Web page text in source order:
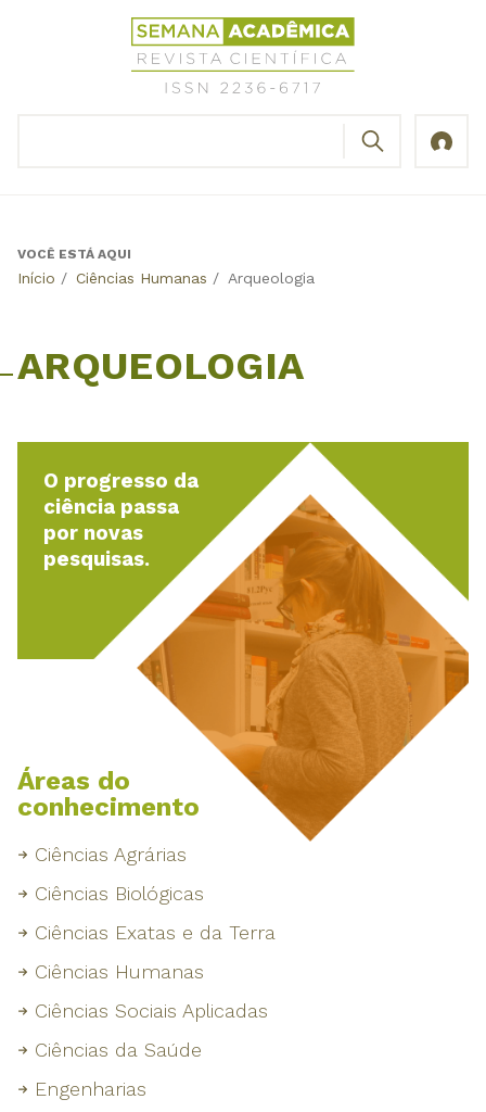
Revista
Científica
Semana
Back
VOCÊ ESTÁ AQUI
Início / Ciências Humanas / Arqueologia
ARQUEOLOGIA
O progresso da
ciência passa
por novas
pesquisas.
Áreas do
conhecimento
Ciências Agrárias
Ciências Biológicas
Ciências Exatas e da Terra
Ciências Humanas
Ciências Sociais Aplicadas
Ciências da Saúde
Engenharias